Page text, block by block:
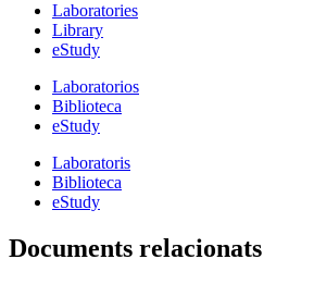
Laboratories
Library
eStudy
Laboratorios
Biblioteca
eStudy
Laboratoris
Biblioteca
eStudy
Documents relacionats